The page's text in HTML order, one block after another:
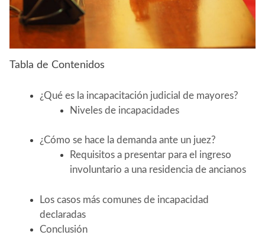
Tabla de Contenidos
¿Qué es la incapacitación judicial de mayores?
Niveles de incapacidades
¿Cómo se hace la demanda ante un juez?
Requisitos a presentar para el ingreso
involuntario a una residencia de ancianos
Los casos más comunes de incapacidad
declaradas
Conclusión